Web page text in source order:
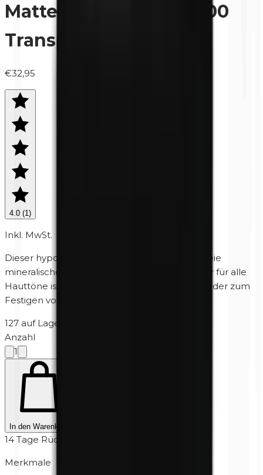
Mattes Fixierpuder | 800
Transparent
€32,95
4.0 (1)
Inkl. MwSt.
Dieser hypoallergene
, parfümfreie, parabenfreie
mineralische, mattierende, transparente Puder für alle
Hauttöne ist ideal zum Mattieren öliger Haut oder zum
Festigen von Foundation.
127 auf Lager
Anzahl
1
In den Warenkorb
14 Tage Rückgabe
Merkmale